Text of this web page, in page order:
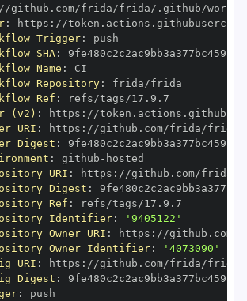
: https :
Trigger:
SHA:
Name :
Repository:
Ref :
(v2) : https :
URI : https :
Digest :
: github -
URI : https :
Digest :
Ref :
Identifier:
'9405122'
Owner URI : https :
Owner Identifier:
'4073090'
URI : https :
Digest :
: